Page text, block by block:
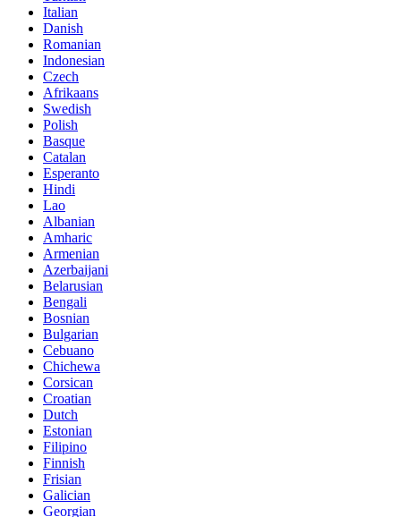
Italian
Danish
Romanian
Indonesian
Czech
Afrikaans
Swedish
Polish
Basque
Catalan
Esperanto
Hindi
Lao
Albanian
Amharic
Armenian
Azerbaijani
Belarusian
Bengali
Bosnian
Bulgarian
Cebuano
Chichewa
Corsican
Croatian
Dutch
Estonian
Filipino
Finnish
Frisian
Galician
Georgian